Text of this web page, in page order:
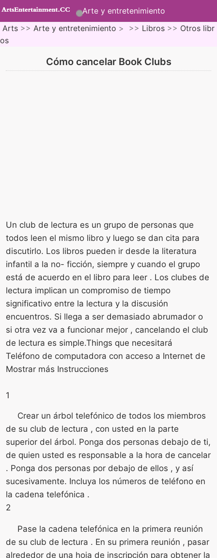
Arte y entretenimiento
Arts >> Arte y entretenimiento > >> Libros >> Otros libr
os
Cómo cancelar Book Clubs
Un club de lectura es un grupo de personas que
todos leen el mismo libro y luego se dan cita para
discutirlo. Los libros pueden ir desde la literatura
infantil a la no- ficción, siempre y cuando el grupo
está de acuerdo en el libro para leer . Los clubes de
lectura implican un compromiso de tiempo
significativo entre la lectura y la discusión
encuentros. Si llega a ser demasiado abrumador o
si otra vez va a funcionar mejor , cancelando el club
de lectura es simple.Things que necesitará
Teléfono de computadora con acceso a Internet de
Mostrar más Instrucciones
1
Crear un árbol telefónico de todos los miembros
de su club de lectura , con usted en la parte
superior del árbol. Ponga dos personas debajo de ti,
de quien usted es responsable a la hora de cancelar
. Ponga dos personas por debajo de ellos , y así
sucesivamente. Incluya los números de teléfono en
la cadena telefónica .
2
Pase la cadena telefónica en la primera reunión
de su club de lectura . En su primera reunión , pasar
alrededor de una hoja de inscripción para obtener la